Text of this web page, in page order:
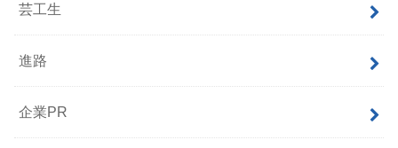
芸工生
進路
企業PR